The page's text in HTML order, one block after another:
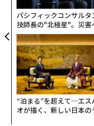
この声明は、メラニ
美しさだけでなく、ア
表していることを示し
パシフィックコンサルタ
技師長の"北極星"。災害
無力感を乗り越え見つけ
防災一筋20年の答え
“泊まる”を超えて─エス
オが描く、新しい日本の